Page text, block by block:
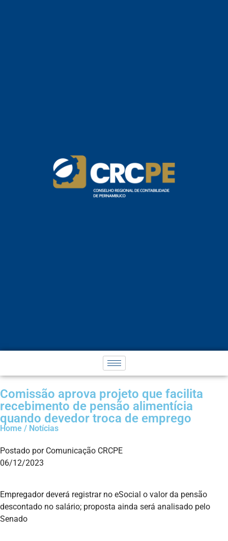
Comissão aprova projeto que facilita
recebimento de pensão alimentícia
quando devedor troca de emprego
Home / Notícias
Postado por Comunicação CRCPE
06/12/2023
Empregador deverá registrar no eSocial o valor da pensão
descontado no salário; proposta ainda será analisado pelo
Senado